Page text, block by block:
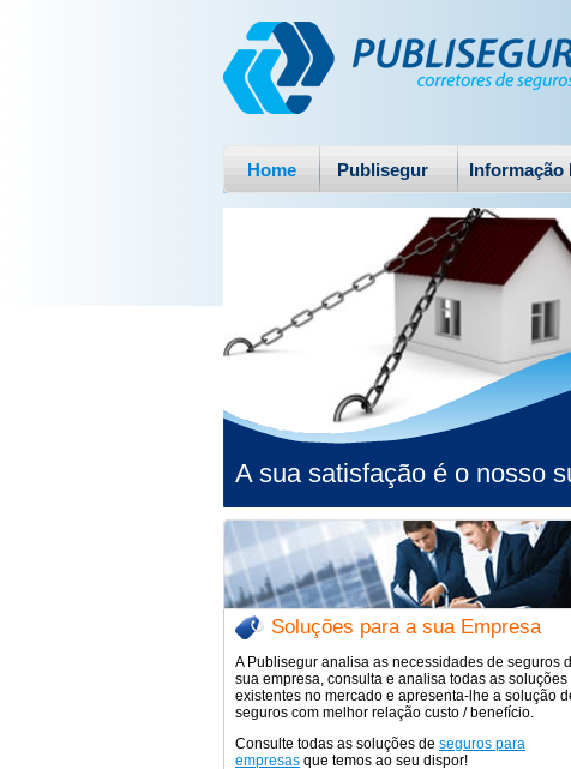
Home Publisegur Informação
A sua satisfação é o nosso
Soluções para a sua Empresa
A Publisegur analisa as necessidades de seguros
sua empresa, consulta e analisa todas as soluções
existentes no mercado e apresenta-lhe a solução
seguros com melhor relação custo / benefício.
Consulte todas as soluções de seguros para
empresas que temos ao seu dispor!